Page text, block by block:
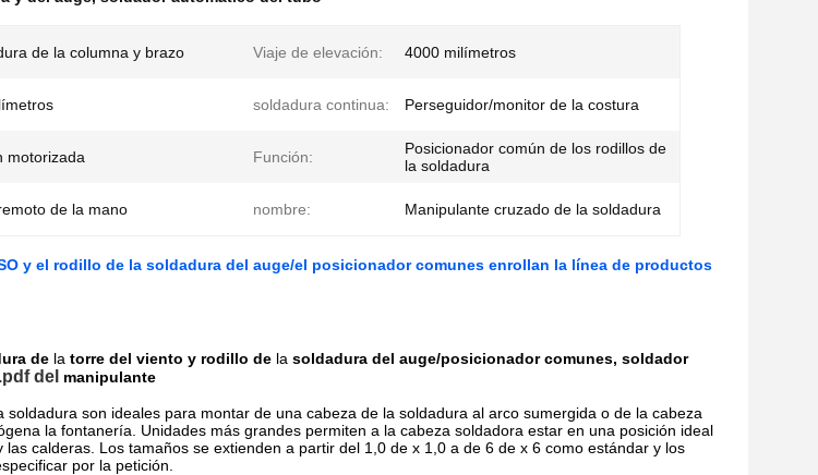
de la columna y brazo Viaje de elevación: 4000 milímetros
soldadura continua: Perseguidor/monitor de la costura
motorizada Función:
Posicionador común de los rodillos de
la soldadura
de la mano nombre: Manipulante cruzado de la soldadura
y el rodillo de la soldadura del auge/el posicionador comunes enrollan la línea de productos
de la torre del viento y rodillo de la soldadura del auge/posicionador comunes, soldador
del manipulante
soldadura son ideales para montar de una cabeza de la soldadura al arco sumergida o de la cabeza
la fontanería. Unidades más grandes permiten a la cabeza soldadora estar en una posición ideal
calderas. Los tamaños se extienden a partir del 1,0 de x 1,0 a de 6 de x 6 como estándar y los
por la petición.